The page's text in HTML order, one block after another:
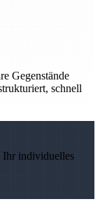
Gegenstände
schnell
Ihr individuelles